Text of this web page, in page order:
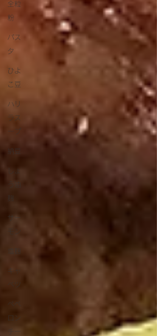
全粒
粉
パス
タ
ひよ
こ豆
ハリ
ラス
ープ
納豆
しょ
麹
サー
キャ
ベツ
ペペ
ロン